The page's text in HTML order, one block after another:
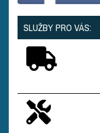
SLUŽBY PRO VÁS: